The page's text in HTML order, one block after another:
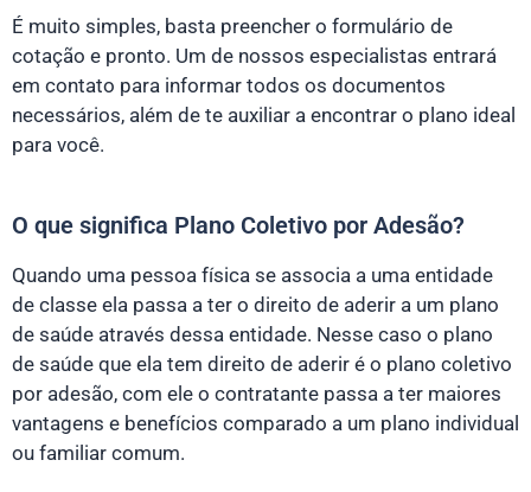
É muito simples, basta preencher o formulário de
cotação e pronto. Um de nossos especialistas entrará
em contato para informar todos os documentos
necessários, além de te auxiliar a encontrar o plano ideal
para você.
O que significa Plano Coletivo por Adesão?
Quando uma pessoa física se associa a uma entidade
de classe ela passa a ter o direito de aderir a um plano
de saúde através dessa entidade. Nesse caso o plano
de saúde que ela tem direito de aderir é o plano coletivo
por adesão, com ele o contratante passa a ter maiores
vantagens e benefícios comparado a um plano individual
ou familiar comum.